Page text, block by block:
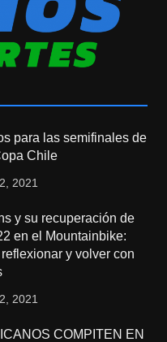
para las semifinales de
Chile
2021
y su recuperación de
en el Mountainbike:
y volver con
2021
COMPITEN EN